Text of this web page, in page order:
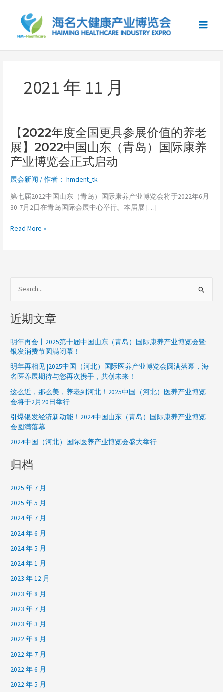
2021 年 11 月
【2022年度全国更具参展价值的养老
展】2022中国山东（青岛）国际康养
产业博览会正式启动
展会新闻 / 作者： hmdent_tk
第七届2022中国山东（青岛）国际康养产业博览会将于2022年6月
30-7月2日在青岛国际会展中心举行。本届展 […]
【2022
年
度
全
更
具
参
价
国
东
（青
国
际
康
养
产
业
会
正
启
动
Read More »
：
近期文章
明年再会丨2025第十届中国山东（青岛）国际康养产业博览会暨
银发消费节圆满闭幕！
明年再相见 |2025中国（河北）国际医养产业博览会圆满落幕，海
名医养展期待与您再次携手，共创未来！
这么近，那么美，养老到河北！2025中国（河北）医养产业博览
会将于2月20日举行
引爆银发经济新动能！2024中国山东（青岛）国际康养产业博览
会圆满落幕
2024中国（河北）国际医养产业博览会盛大举行
归档
2025 年 7 月
2025 年 5 月
2024 年 7 月
2024 年 6 月
2024 年 5 月
2024 年 1 月
2023 年 12 月
2023 年 8 月
2023 年 7 月
2023 年 3 月
2022 年 8 月
2022 年 7 月
2022 年 6 月
2022 年 5 月